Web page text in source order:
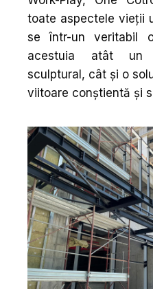
toate aspectele vieții
se într-un veritabil
acestuia atât un
sculptural, cât și o
viitoare conștientă și